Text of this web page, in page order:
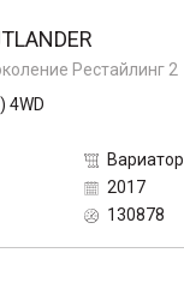
Рестайлинг 2
4WD
Вариатор
2017
130878